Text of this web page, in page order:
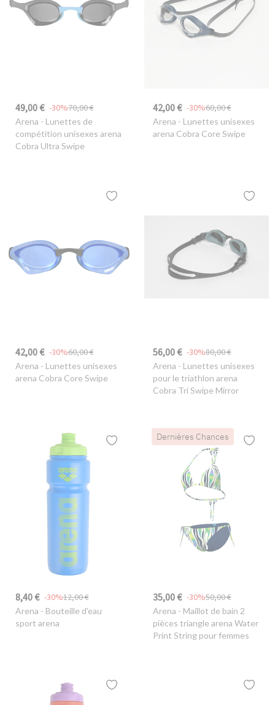
49,00 € 70,00 €
-30%
Arena - Lunettes de
compétition unisexes arena
Cobra Ultra Swipe
42,00 € 60,00 €
-30%
Arena - Lunettes unisexes
arena Cobra Core Swipe
42,00 € 60,00 €
-30%
Arena - Lunettes unisexes
arena Cobra Core Swipe
56,00 € 80,00 €
-30%
Arena - Lunettes unisexes
pour le triathlon arena
Cobra Tri Swipe Mirror
8,40 € 12,00 €
-30%
Arena - Bouteille d’eau
sport arena
Dernières Chances
35,00 € 50,00 €
-30%
Arena - Maillot de bain 2
pièces triangle arena Water
Print String pour femmes